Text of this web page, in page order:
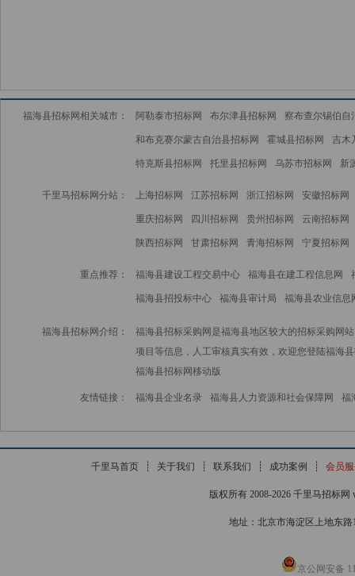
福海县招标网相关城市： 阿勒泰市招标网 布尔津县招标网 察布查尔锡伯自
和布克赛尔蒙古自治县招标网 霍城县招标网 吉木
特克斯县招标网 托里县招标网 乌苏市招标网 新
千里马招标网分站： 上海招标网 江苏招标网 浙江招标网 安徽招标网
重庆招标网 四川招标网 贵州招标网 云南招标网
陕西招标网 甘肃招标网 青海招标网 宁夏招标网
重点推荐： 福海县建设工程交易中心 福海县在建工程信息网
福海县招投标中心 福海县审计局 福海县农业信息
福海县招标网介绍：
福海县招标采购网是福海县地区较大的招标采购网
项目等信息，人工审核真实有效，欢迎您登陆福海
福海县招标网移动版
友情链接： 福海县企业名录 福海县人力资源和社会保障网 福
千里马首页 ┊ 关于我们 ┊ 联系我们 ┊ 成功案例 ┊ 会员
版权所有 2008-2026 千里马招标网
地址：北京市海淀区上地东
京公网安备